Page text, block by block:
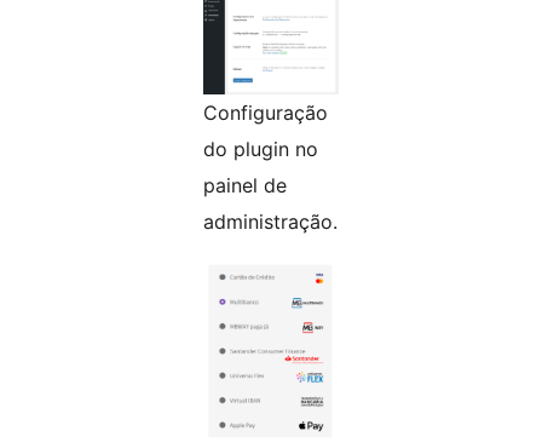
Configuração
do plugin no
painel de
administração.